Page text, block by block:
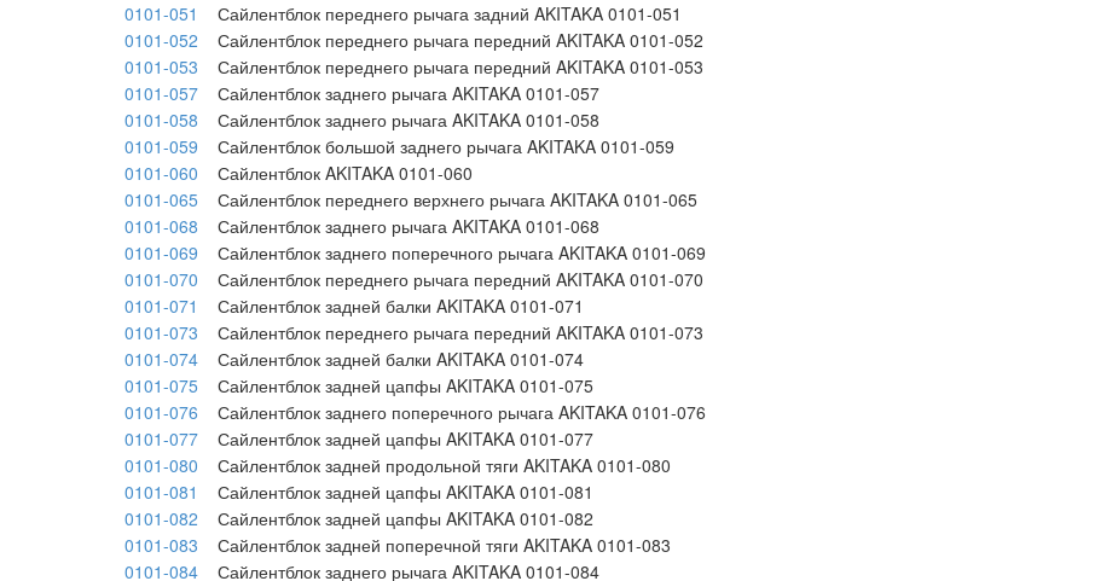
0101-051
Сайлентблок переднего рычага задний AKITAKA 0101-051
0101-052
Сайлентблок переднего рычага передний AKITAKA 0101-052
0101-053
Сайлентблок переднего рычага передний AKITAKA 0101-053
0101-057
Сайлентблок заднего рычага AKITAKA 0101-057
0101-058
Сайлентблок заднего рычага AKITAKA 0101-058
0101-059
Сайлентблок большой заднего рычага AKITAKA 0101-059
0101-060
Сайлентблок AKITAKA 0101-060
0101-065
Сайлентблок переднего верхнего рычага AKITAKA 0101-065
0101-068
Сайлентблок заднего рычага AKITAKA 0101-068
0101-069
Сайлентблок заднего поперечного рычага AKITAKA 0101-069
0101-070
Сайлентблок переднего рычага передний AKITAKA 0101-070
0101-071
Сайлентблок задней балки AKITAKA 0101-071
0101-073
Сайлентблок переднего рычага передний AKITAKA 0101-073
0101-074
Сайлентблок задней балки AKITAKA 0101-074
0101-075
Сайлентблок задней цапфы AKITAKA 0101-075
0101-076
Сайлентблок заднего поперечного рычага AKITAKA 0101-076
0101-077
Сайлентблок задней цапфы AKITAKA 0101-077
0101-080
Сайлентблок задней продольной тяги AKITAKA 0101-080
0101-081
Сайлентблок задней цапфы AKITAKA 0101-081
0101-082
Сайлентблок задней цапфы AKITAKA 0101-082
0101-083
Сайлентблок задней поперечной тяги AKITAKA 0101-083
0101-084
Сайлентблок заднего рычага AKITAKA 0101-084